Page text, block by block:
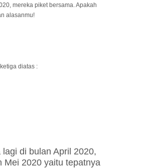
mereka piket bersama. Apakah
alasanmu!
diatas :
di bulan April 2020,
Mei 2020 yaitu tepatnya